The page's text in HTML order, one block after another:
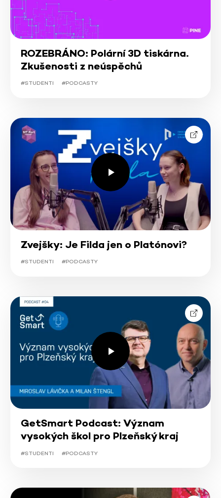
ROZEBRÁNO: Polární 3D tiskárna.
Zkušenosti z neúspěchů
#STUDENTI #PODCASTY
Zvejšky: Je Filda jen o Platónovi?
#STUDENTI #PODCASTY
GetSmart Podcast: Význam
vysokých škol pro Plzeňský kraj
#STUDENTI #PODCASTY